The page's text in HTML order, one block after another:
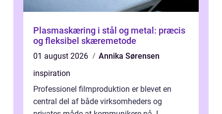
Plasmaskæring i stål og metal: præcis
og fleksibel skæremetode
01 august 2026
Annika Sørensen
inspiration
Professionel filmproduktion er blevet en
central del af både virksomheders og